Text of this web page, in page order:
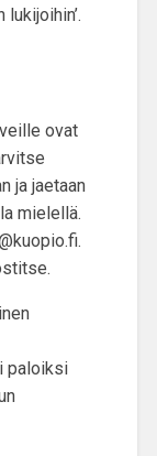
ovat
ja jaetaan
mielellä.
paloiksi